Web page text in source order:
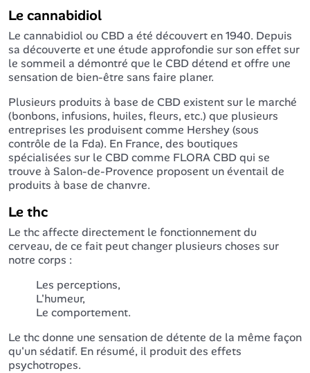
Le cannabidiol
Le cannabidiol ou CBD a été découvert en 1940. Depuis
sa découverte et une étude approfondie sur son effet sur
le sommeil a démontré que le CBD détend et offre une
sensation de bien-être sans faire planer.
Plusieurs produits à base de CBD existent sur le marché
(bonbons, infusions, huiles, fleurs, etc.) que plusieurs
entreprises les produisent comme Hershey (sous
contrôle de la Fda). En France, des boutiques
spécialisées sur le CBD comme FLORA CBD qui se
trouve à Salon-de-Provence proposent un éventail de
produits à base de chanvre.
Le thc
Le thc affecte directement le fonctionnement du
cerveau, de ce fait peut changer plusieurs choses sur
notre corps :
Les perceptions,
L'humeur,
Le comportement.
Le thc donne une sensation de détente de la même façon
qu'un sédatif. En résumé, il produit des effets
psychotropes.